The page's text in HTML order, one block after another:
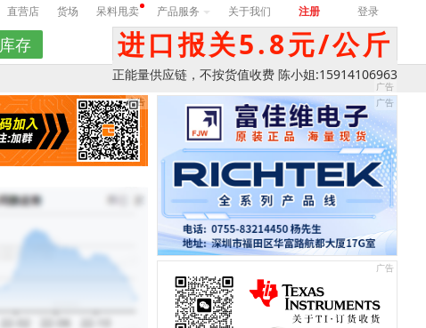
直营店 货场 呆料甩卖 产品服务 关于我们 注册 登录
进口报关5.8元/公斤
正能量供应链，不按货值收费 陈小姐:15914106963